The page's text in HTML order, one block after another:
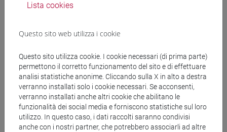
Non ci sono insegnamenti per l'anno accademico
Didattica anni precedenti
Didattica a.a. 2023/2024
Didattica a.a. 2022/2023
Lista cookies
Questo sito web utilizza i cookie
Questo sito utilizza cookie. I cookie necessari (di prima parte)
permettono il corretto funzionamento del sito e di effettuare
analisi statistiche anonime. Cliccando sulla X in alto a destra
verranno installati solo i cookie necessari. Se acconsenti,
verranno installati anche altri cookie che abilitano le
funzionalità dei social media e forniscono statistiche sul loro
utilizzo. In questo caso, i dati raccolti saranno condivisi
anche con i nostri partner, che potrebbero associarli ad altre